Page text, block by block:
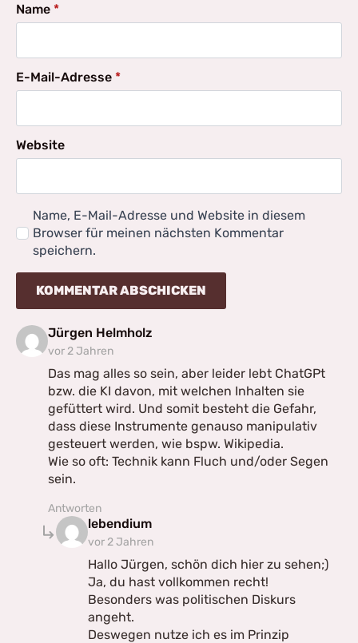
Name *
E-Mail-Adresse *
Website
Name, E-Mail-Adresse und Website in diesem
Browser für meinen nächsten Kommentar
speichern.
Jürgen Helmholz
vor 2 Jahren
Das mag alles so sein, aber leider lebt ChatGPt
bzw. die KI davon, mit welchen Inhalten sie
gefüttert wird. Und somit besteht die Gefahr,
dass diese Instrumente genauso manipulativ
gesteuert werden, wie bspw. Wikipedia.
Wie so oft: Technik kann Fluch und/oder Segen
sein.
Antworten
lebendiumsays:
vor 2 Jahren
Hallo Jürgen, schön dich hier zu sehen;)
Ja, du hast vollkommen recht!
Besonders was politischen Diskurs
angeht.
Deswegen nutze ich es im Prinzip